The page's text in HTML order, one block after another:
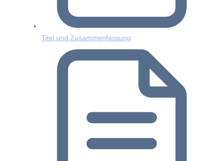
Titel und Zusammenfassung